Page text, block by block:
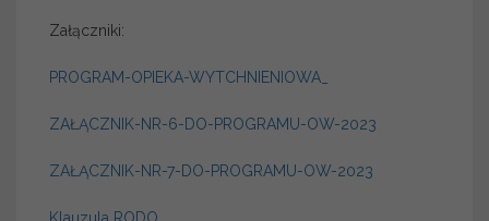
Załączniki:
PROGRAM-OPIEKA-WYTCHNIENIOWA_
ZAŁĄCZNIK-NR-6-DO-PROGRAMU-OW-2023
ZAŁĄCZNIK-NR-7-DO-PROGRAMU-OW-2023
Klauzula RODO